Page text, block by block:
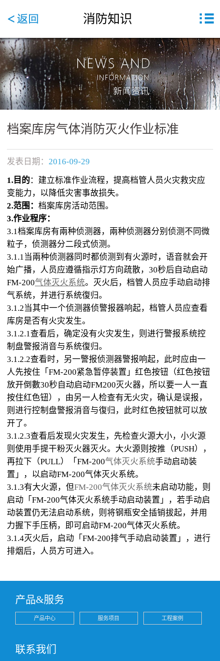
消防知识
档案库房气体消防灭火作业标准
发表日期： 2016-09-29
1.目的：建立标准作业流程，提高档管人员火灾救灾应
变能力，以降低灾害事故损失。
2.范围： 档案库房活动范围。
3.作业程序：
3.1档案库房有兩种侦测器，兩种侦测器分别侦测不同微
粒子，侦测器分二段式侦测。
3.1.1当兩种侦测器同时都侦测到有火源时，语音就会开
始广播，人员应遵循指示灯方向疏散，30秒后自动启动
FM-200气体灭火系统。灭火后，档管人员应手动启动排
气系统，并进行系统復归。
3.1.2当其中一个侦测器侦警报器响起，档管人员应查看
库房是否有火灾发生。
3.1.2.1查看后，确定没有火灾发生，则进行警报系统控
制盘警报消音与系统復归。
3.1.2.2查看时，另一警报侦测器警报响起，此时应由一
人先按住「FM-200紧急暂停装置」红色按钮（红色按钮
放开倒數30秒自动启动FM200灭火器，所以要一人一直
按住红色钮），由另一人检查有无火灾，确认是误报，
则进行控制盘警报消音与復归，此时红色按钮就可以放
开了。
3.1.2.3查看后发现火灾发生，先检查火源大小，小火源
则使用手提干粉灭火器灭火。大火源则按推（PUSH），
再拉下（PULL）「FM-200气体灭火系统手动启动装
置」，以启动FM-200气体灭火系统。
3.1.3有大火源，但FM-200气体灭火系统未启动功能，则
启动「FM-200气体灭火系统手动启动装置」，若手动启
动装置仍无法启动系统，则将钢瓶安全插销拔起，并用
力握下手压柄，即可启动FM-200气体灭火系统。
3.1.4灭火后，启动「FM-200排气手动启动装置」，进行
排烟后，人员方可进入。
产品&服务
产品中心 服务项目 工程案例
联系我们